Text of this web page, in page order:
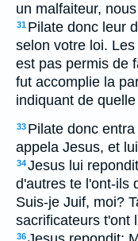
un malfaiteur,
31 Pilate donc leur
selon votre loi.
est pas permis de
fut accomplie la
indiquant de
33 Pilate donc
appela Jesus, et
34Jesus lui
d'autres te l'ont-ils
Suis-je Juif, moi?
sacrificateurs t'ont
36